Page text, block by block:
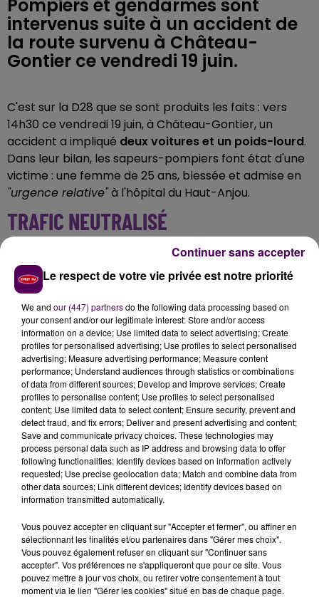
Pompiers et gendarmes sont
intervenus suite à un accident de
la route survenu à Château-
Gontier ce vendredi 19 juin.
C'est sur la D28 que se sont produits les faits : vers
14h30 ce vendredi 19 juin, à Château-Gontier, un
accident a impliqué deux voitures et un poids-lourd.
Dans leur bilan, les sapeurs-pompiers font état d'une
victime : une femme de 25 ans, blessée et admise en
"urgence relative"à l'hôpital du Haut-Anjou.
TRAFIC NEUTRALISÉ
Les circonstances dans lesquelles a eu lieu cette
collision, qui a par ailleurs impliquétrois autres
personnes considérées indemnes
, n'ont pas été
communiquées. Momentanément interrompue, la
circulation avait été rétablie vers 16h sur l'axe
Château-Gontier - Gennes-sur-Glaize.
À LA UNE
7 août 2026
Gagnez vos pass pour le V and B Fest' 2026 !
Le respect de votre vie privée est notre priorité
We and our (447) partnersdo the following data processing based on
your consent and/or our legitimate interest: Store and/or access
information on a device; Use limited data to select advertising; Create
profiles for personalised advertising; Use profiles to select personalised
advertising; Measure advertising performance; Measure content
performance; Understand audiences through statistics or combinations
of data from different sources; Develop and improve services; Create
profiles to personalise content; Use profiles to select personalised
content; Use limited data to select content; Ensure security, prevent and
detect fraud, and fix errors; Deliver and present advertising and content;
Save and communicate privacy choices. These technologies may
process personal data such as IP address and browsing data to offer
following functionalities: Identify devices based on information actively
requested; Use precise geolocation data; Match and combine data from
other data sources; Link different devices; Identify devices based on
information transmitted automatically.
Vous pouvez accepter en cliquant sur "Accepter et fermer", ou affiner en
sélectionnant les finalités et/ou partenaires dans "Gérer mes choix".
Vous pouvez également refuser en cliquant sur "Continuer sans
accepter". Vos préférences ne s'appliqueront que pour ce site. Vous
pouvez mettre à jour vos choix, ou retirer votre consentement à tout
moment via le lien "Gérer les cookies" situé en bas de chaque page.
Continuer sans accepter